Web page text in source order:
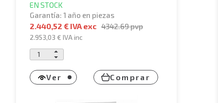
EN STOCK
Garantía: 1 año en piezas
2.440,52 € IVA exc 4342.69pvp
2.953,03 €IVA inc
Ver Comprar